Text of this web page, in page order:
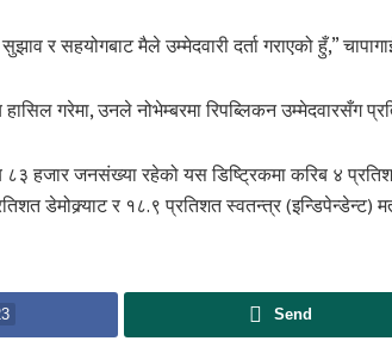
र सहयोगबाट मैले उम्मेदवारी दर्ता गराएको हुँ,”
हासिल गरेमा, उनले नोभेम्बरमा रिपब्लिकन उम्मेदवारसँग
हजार जनसंख्या रहेको यस डिष्ट्रिकमा करिब ४
डेमोक्र्याट र १८.९ प्रतिशत स्वतन्त्र (इन्डिपेन्डेन्ट)
Send